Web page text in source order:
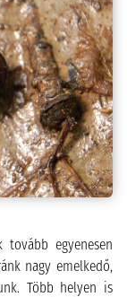
egyenesen
nagy emelkedő,
Több helyen is